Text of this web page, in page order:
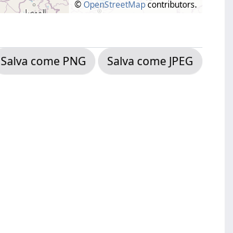
©OpenStreetMapcontributors.
Salva come PNG
Salva come JPEG